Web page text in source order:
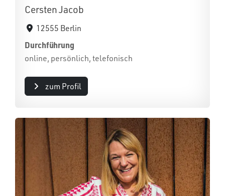
Cersten Jacob
12555 Berlin
Durchführung
online, persönlich, telefonisch
zum Profil